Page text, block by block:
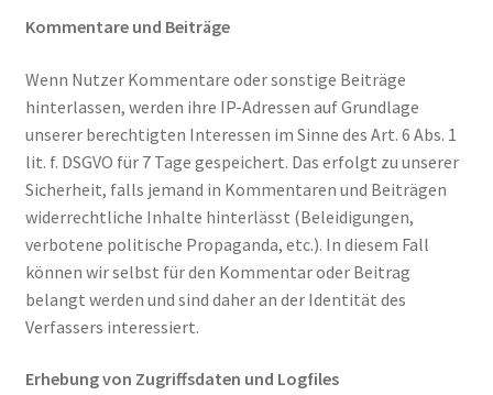
Kommentare und Beiträge
Wenn Nutzer Kommentare oder sonstige Beiträge
hinterlassen, werden ihre IP-Adressen auf Grundlage
unserer berechtigten Interessen im Sinne des Art. 6 Abs. 1
lit. f. DSGVO für 7 Tage gespeichert. Das erfolgt zu unserer
Sicherheit, falls jemand in Kommentaren und Beiträgen
widerrechtliche Inhalte hinterlässt (Beleidigungen,
verbotene politische Propaganda, etc.). In diesem Fall
können wir selbst für den Kommentar oder Beitrag
belangt werden und sind daher an der Identität des
Verfassers interessiert.
Erhebung von Zugriffsdaten und Logfiles